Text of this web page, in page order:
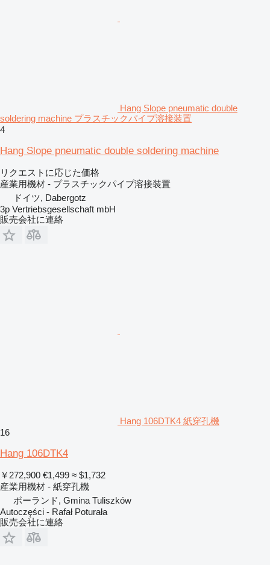
Hang Slope pneumatic double
soldering machine プラスチックパイプ溶接装置
4
Hang Slope pneumatic double soldering machine
リクエストに応じた価格
産業用機材 - プラスチックパイプ溶接装置
ドイツ, Dabergotz
3p Vertriebsgesellschaft mbH
販売会社に連絡
Hang 106DTK4 紙穿孔機
16
Hang 106DTK4
￥272,900 €1,499 ≈ $1,732
産業用機材 - 紙穿孔機
ポーランド, Gmina Tuliszków
Autoczęści - Rafał Poturała
販売会社に連絡